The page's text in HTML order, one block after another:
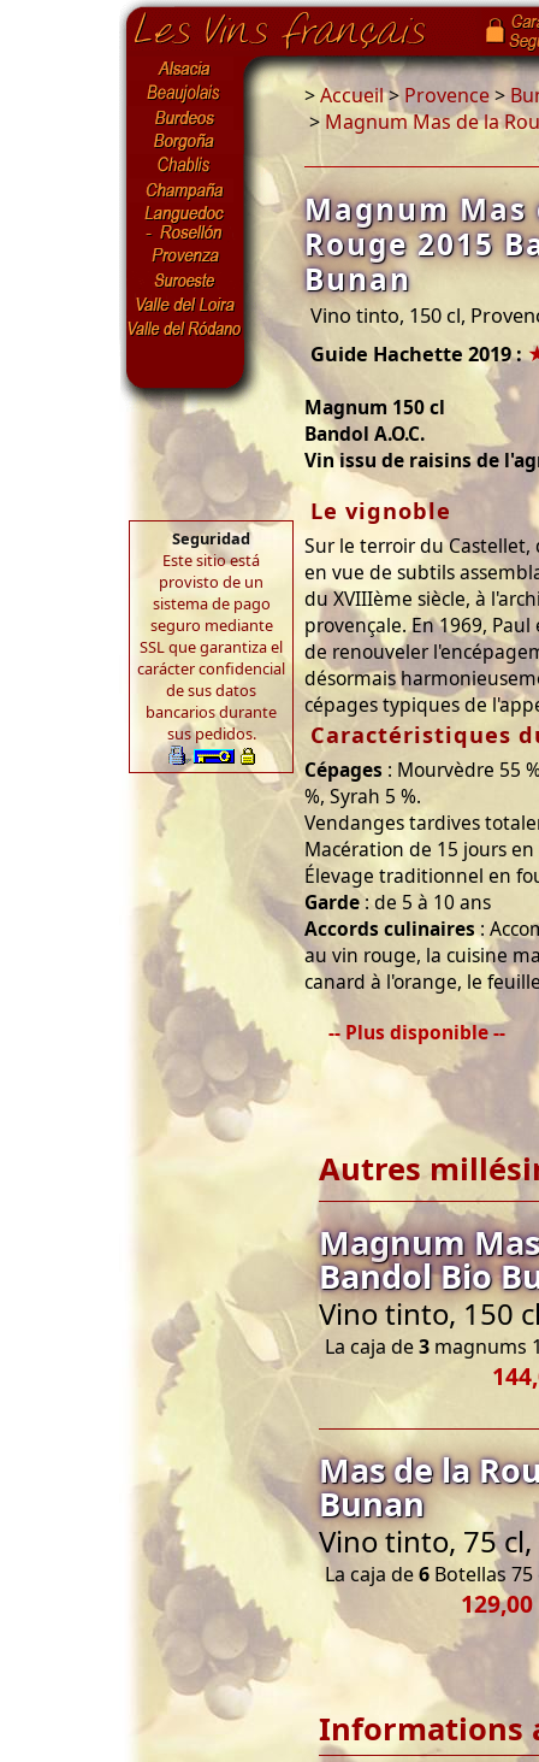
Seguridad
Este sitio está
provisto de un
sistema de pago
seguro mediante
SSL que garantiza el
carácter confidencial
de sus datos
bancarios durante
sus pedidos.
>Accueil>Provence>
> Magnum Mas de la
Magnum
Rouge 2015
Bunan
Vino tinto, 150 cl,
Guide Hachette 2019 :
Magnum 150 cl
Bandol A.O.C.
Vin issu de raisins de
Le vignoble
Sur le terroir du Castellet,
en vue de subtils
du XVIIIème siècle, à
provençale. En 1969,
de renouveler
désormais
cépages typiques de
Caractéristiques
Cépages : Mourvèdre 55
%, Syrah 5 %.
Vendanges tardives
Macération de 15 jours
Élevage traditionnel en
Garde: de 5 à 10 ans
Accords culinaires:
au vin rouge, la cuisine
canard à l'orange, le
-- Plus disponible --
Autres
Magnum
Bandol Bio
Vino tinto, 150
La caja de3 magnums
Mas de la
Bunan
Vino tinto, 75
La caja de6 Botellas 75
129,00
Informations